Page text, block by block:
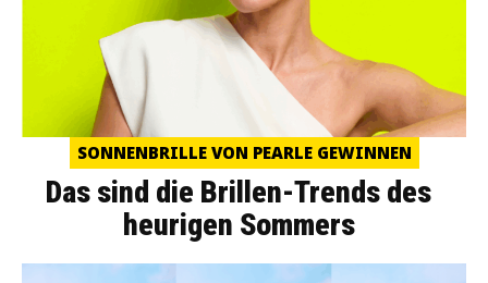
SONNENBRILLE VON PEARLE GEWINNEN
Das sind die Brillen-Trends des
heurigen Sommers